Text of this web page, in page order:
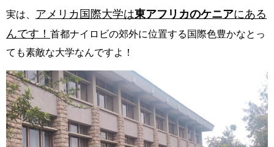
実は、 アメリカ国際大学は東アフリカのケニアにある
んです！ 首都ナイロビの郊外に位置する国際色豊かなとっ
ても素敵な大学なんですよ！